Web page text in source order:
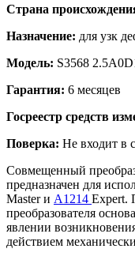
Страна
Назначение: для узк
Модель: S3568
Гарантия: 6 месяцев
Госреестр средств
Поверка: Не входит в
Совмещенный
предназначен для
Master и А1214 Expert.
преобразователя
явлении
действием